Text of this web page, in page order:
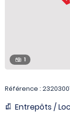
1
Référence :
Entrepôts /